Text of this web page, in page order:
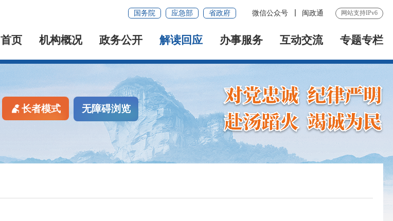
国务院 应急部 省政府 微信公众号 闽政通 网站支持IPv6
首页 机构概况 政务公开 解读回应 办事服务 互动交流 专题专栏
长者模式 无障碍浏览